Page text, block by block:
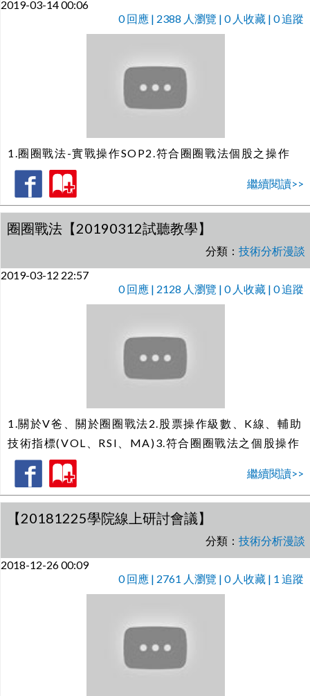
2019-03-14 00:06
0回應 | 2388 人瀏覽 | 0 人收藏 | 0 追蹤
1.圈圈戰法-實戰操作SOP2.符合圈圈戰法個股之操作
繼續閱讀>>
圈圈戰法【20190312試聽教學】
分類： 技術分析漫談
2019-03-12 22:57
0回應 | 2128 人瀏覽 | 0 人收藏 | 0 追蹤
1.關於V爸、關於圈圈戰法2.股票操作級數、K線、輔助
技術指標(VOL、RSI、MA)3.符合圈圈戰法之個股操作
繼續閱讀>>
【20181225學院線上研討會議】
分類： 技術分析漫談
2018-12-26 00:09
0回應 | 2761 人瀏覽 | 0 人收藏 | 1 追蹤